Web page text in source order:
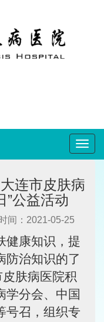
连市皮肤病
”公益活动
间：2021-05-25
健康知识，提
防治知识的了
肤病医院积
学分会、中国
号召，组织专